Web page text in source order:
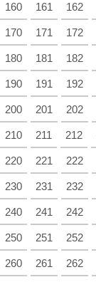
160 161 162
170 171 172
180 181 182
190 191 192
200 201 202
210 211 212
220 221 222
230 231 232
240 241 242
250 251 252
260 261 262